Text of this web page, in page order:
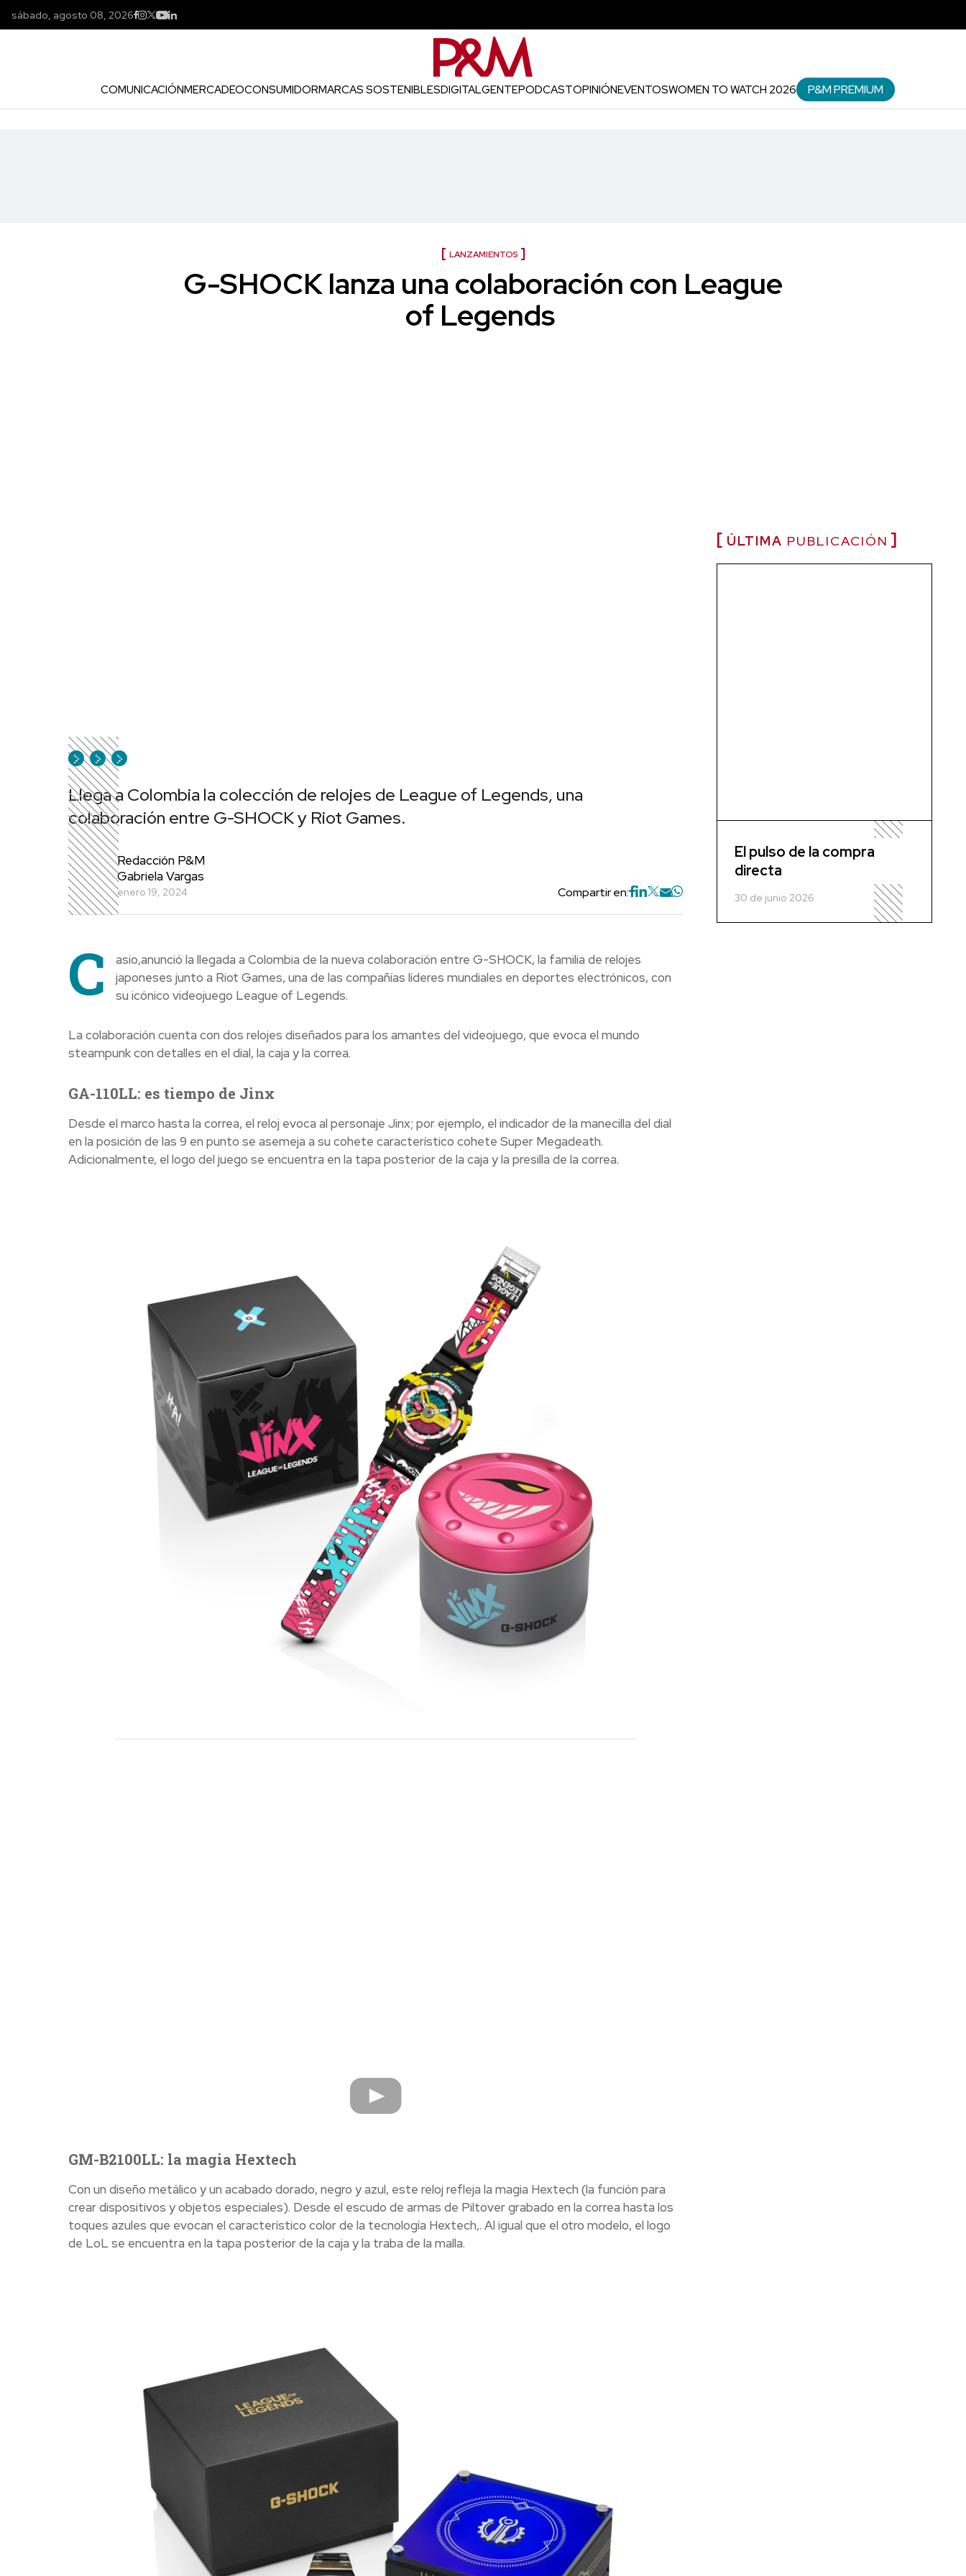
sábado, agosto 08, 2026
COMUNICACIÓNMERCADEOCONSUMIDORMARCAS SOSTENIBLESDIGITALGENTEPODCASTOPINIÓNEVENTOSWOMEN TO WATCH 2026 P&M PREMIUM
LANZAMIENTOS
G-SHOCK lanza una colaboración con League
of Legends
Llega a Colombia la colección de relojes de League of Legends, una
colaboración entre G-SHOCK y Riot Games.
Redacción P&M
Gabriela Vargas
enero 19, 2024 Compartir en:
C
asio,anunció la llegada a Colombia de la nueva colaboración entre G-SHOCK, la familia de relojes
japoneses junto a Riot Games, una de las compañías líderes mundiales en deportes electrónicos, con
su icónico videojuego League of Legends.
La colaboración cuenta con dos relojes diseñados para los amantes del videojuego, que evoca el mundo
steampunk con detalles en el dial, la caja y la correa.
GA-110LL: es tiempo de Jinx
Desde el marco hasta la correa, el reloj evoca al personaje Jinx; por ejemplo, el indicador de la manecilla del dial
en la posición de las 9 en punto se asemeja a su cohete característico cohete Super Megadeath.
Adicionalmente, el logo del juego se encuentra en la tapa posterior de la caja y la presilla de la correa.
GM-B2100LL: la magia Hextech
Con un diseño metálico y un acabado dorado, negro y azul, este reloj refleja la magia Hextech (la función para
crear dispositivos y objetos especiales). Desde el escudo de armas de Piltover grabado en la correa hasta los
toques azules que evocan el característico color de la tecnología Hextech,. Al igual que el otro modelo, el logo
de LoL se encuentra en la tapa posterior de la caja y la traba de la malla.
ÚLTIMA PUBLICACIÓN
El pulso de la compra
directa
30 de junio 2026